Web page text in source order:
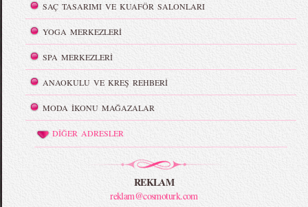
SAÇ TASARIMI VE KUAFÖR SALONLARI
YOGA MERKEZLERİ
SPA MERKEZLERİ
ANAOKULU VE KREŞ REHBERİ
MODA İKONU MAĞAZALAR
DİĞER ADRESLER
REKLAM
reklam@cosmoturk.com